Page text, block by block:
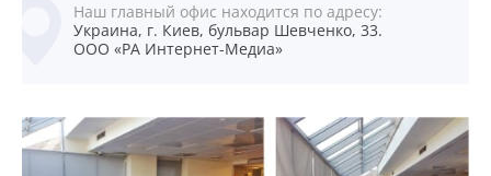
Наш главный офис находится по адресу:
Украина, г. Киев, бульвар Шевченко, 33.
ООО «РА Интернет-Медиа»